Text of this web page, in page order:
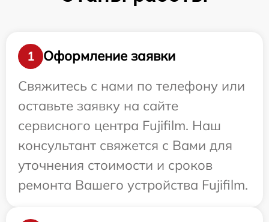
1
Оформление заявки
Свяжитесь с нами по телефону или
оставьте заявку на сайте
сервисного центра Fujifilm. Наш
консультант свяжется с Вами для
уточнения стоимости и сроков
ремонта Вашего устройства Fujifilm.